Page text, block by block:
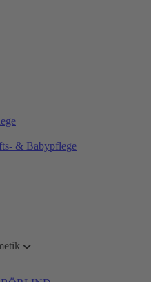
& Babypflege